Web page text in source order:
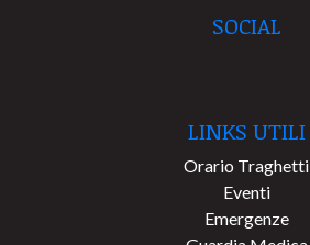
SOCIAL
LINKS UTILI
Orario Traghetti
Eventi
Emergenze